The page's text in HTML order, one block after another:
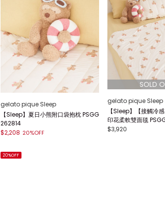
gelato pique Sleep
【Sleep】夏日小熊附口袋抱枕 PSGG
262814
$2,208 20%OFF
gelato pique Sleep
【Sleep】【接觸冷
印花柔軟雙面毯
$3,920
20%OFF